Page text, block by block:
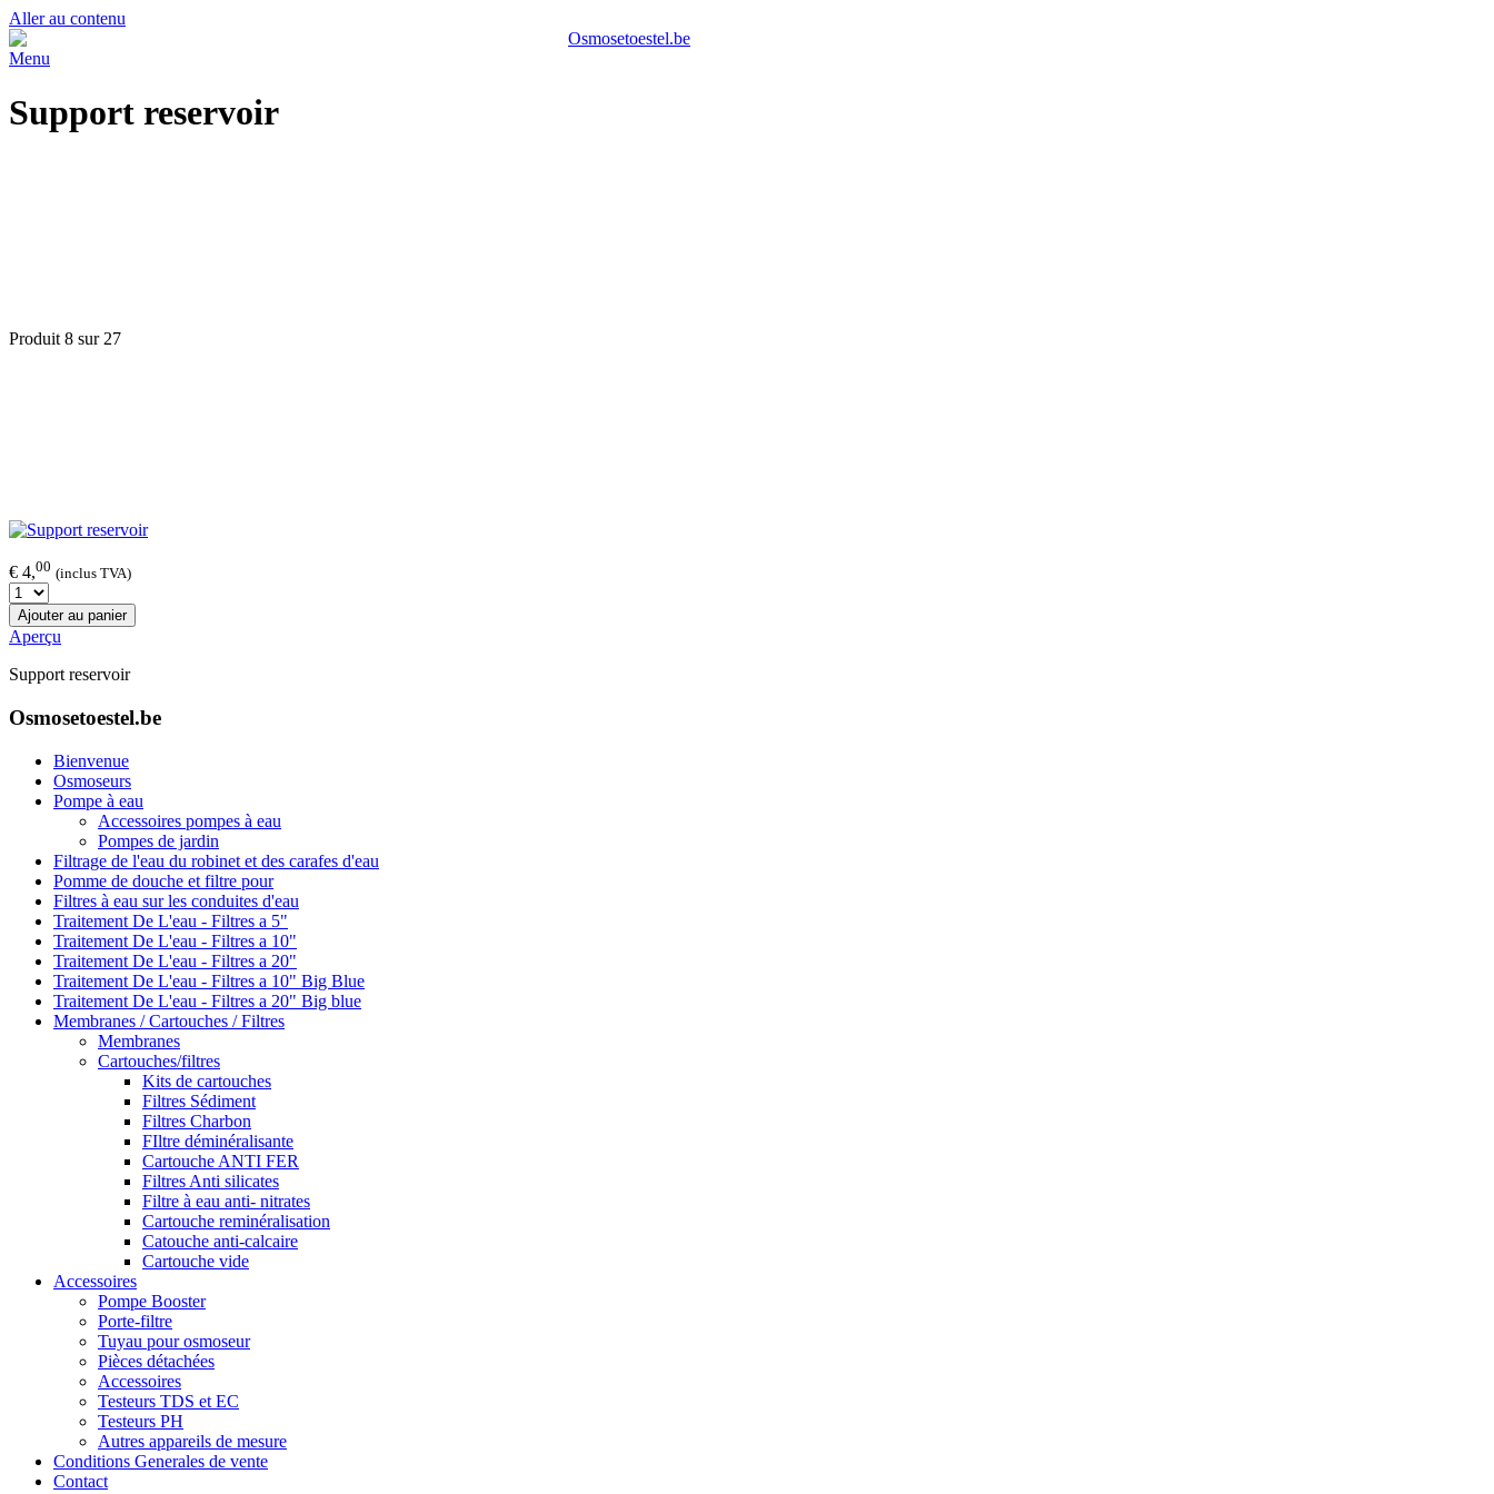
Aller au contenu
Menu
Support reservoir
Produit 8 sur 27
€ 4,00 (inclus TVA)
Ajouter au panier
Aperçu
Support reservoir
Osmosetoestel.be
Bienvenue
Osmoseurs
Pompe à eau
Accessoires pompes à eau
Pompes de jardin
Filtrage de l'eau du robinet et des carafes d'eau
Pomme de douche et filtre pour
Filtres à eau sur les conduites d'eau
Traitement De L'eau - Filtres a 5"
Traitement De L'eau - Filtres a 10"
Traitement De L'eau - Filtres a 20"
Traitement De L'eau - Filtres a 10" Big Blue
Traitement De L'eau - Filtres a 20" Big blue
Membranes / Cartouches / Filtres
Membranes
Cartouches/filtres
Kits de cartouches
Filtres Sédiment
Filtres Charbon
FIltre déminéralisante
Cartouche ANTI FER
Filtres Anti silicates
Filtre à eau anti- nitrates
Cartouche reminéralisation
Catouche anti-calcaire
Cartouche vide
Accessoires
Pompe Booster
Porte-filtre
Tuyau pour osmoseur
Pièces détachées
Accessoires
Testeurs TDS et EC
Testeurs PH
Autres appareils de mesure
Conditions Generales de vente
Contact